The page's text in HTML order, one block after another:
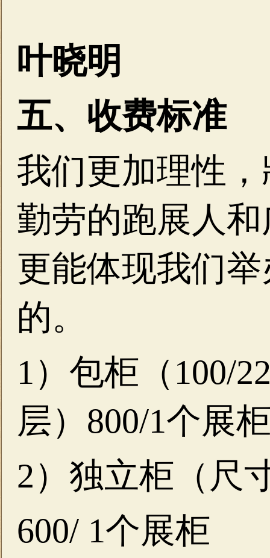
叶晓明
五、收费标准
我们更加理性
勤劳的跑展人
更能体现我们
的。
1）包柜（100/
层）800/1个展
2）独立柜（尺
600/ 1个展柜